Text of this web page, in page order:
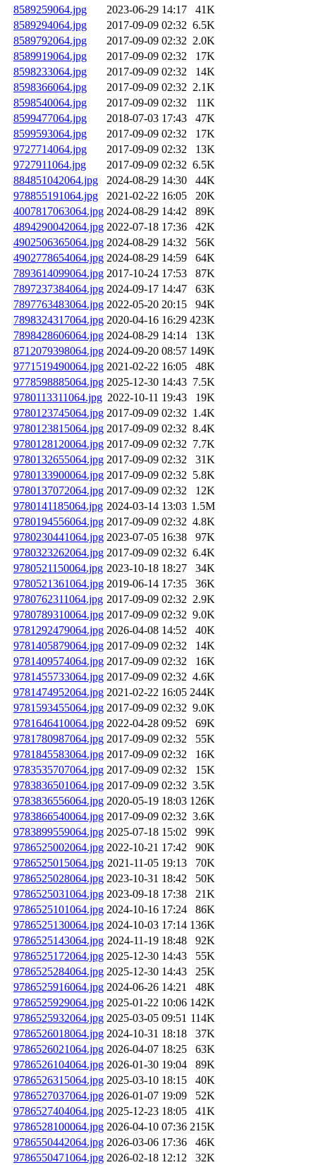
8589259064.jpg
2023-06-29 14:17
41K
8589294064.jpg
2017-09-09 02:32 6.5K
8589792064.jpg
2017-09-09 02:32 2.0K
8589919064.jpg
2017-09-09 02:32
17K
8598233064.jpg
2017-09-09 02:32
14K
8598366064.jpg
2017-09-09 02:32 2.1K
8598540064.jpg
2017-09-09 02:32
11K
8599477064.jpg
2018-07-03 17:43
47K
8599593064.jpg
2017-09-09 02:32
17K
9727714064.jpg
2017-09-09 02:32
13K
9727911064.jpg
2017-09-09 02:32 6.5K
884851042064.jpg
2024-08-29 14:30
44K
978855191064.jpg
2021-02-22 16:05
20K
4007817063064.jpg 2024-08-29 14:42
89K
4894290042064.jpg 2022-07-18 17:36
42K
4902506365064.jpg 2024-08-29 14:32
56K
4902778654064.jpg 2024-08-29 14:59
64K
7893614099064.jpg 2017-10-24 17:53
87K
7897237384064.jpg 2024-09-17 14:47
63K
7897763483064.jpg 2022-05-20 20:15
94K
7898324317064.jpg 2020-04-16 16:29 423K
7898428606064.jpg 2024-08-29 14:14
13K
8712079398064.jpg 2024-09-20 08:57 149K
9771519490064.jpg 2021-02-22 16:05
48K
9778598885064.jpg 2025-12-30 14:43 7.5K
9780113311064.jpg 2022-10-11 19:43
19K
9780123745064.jpg 2017-09-09 02:32 1.4K
9780123815064.jpg 2017-09-09 02:32 8.4K
9780128120064.jpg 2017-09-09 02:32 7.7K
9780132655064.jpg 2017-09-09 02:32
31K
9780133900064.jpg 2017-09-09 02:32 5.8K
9780137072064.jpg 2017-09-09 02:32
12K
9780141185064.jpg 2024-03-14 13:03 1.5M
9780194556064.jpg 2017-09-09 02:32 4.8K
9780230441064.jpg 2023-07-05 16:38
97K
9780323262064.jpg 2017-09-09 02:32 6.4K
9780521150064.jpg 2023-10-18 18:27
34K
9780521361064.jpg 2019-06-14 17:35
36K
9780762311064.jpg 2017-09-09 02:32 2.9K
9780789310064.jpg 2017-09-09 02:32 9.0K
9781292479064.jpg 2026-04-08 14:52
40K
9781405879064.jpg 2017-09-09 02:32
14K
9781409574064.jpg 2017-09-09 02:32
16K
9781455733064.jpg 2017-09-09 02:32 4.6K
9781474952064.jpg 2021-02-22 16:05 244K
9781593455064.jpg 2017-09-09 02:32 9.0K
9781646410064.jpg 2022-04-28 09:52
69K
9781780987064.jpg 2017-09-09 02:32
55K
9781845583064.jpg 2017-09-09 02:32
16K
9783535707064.jpg 2017-09-09 02:32
15K
9783836501064.jpg 2017-09-09 02:32 3.5K
9783836556064.jpg 2020-05-19 18:03 126K
9783866540064.jpg 2017-09-09 02:32 3.6K
9783899559064.jpg 2025-07-18 15:02
99K
9786525002064.jpg 2022-10-21 17:42
90K
9786525015064.jpg 2021-11-05 19:13
70K
9786525028064.jpg 2023-10-31 18:42
50K
9786525031064.jpg 2023-09-18 17:38
21K
9786525101064.jpg 2024-10-16 17:24
86K
9786525130064.jpg 2024-10-03 17:14 136K
9786525143064.jpg 2024-11-19 18:48
92K
9786525172064.jpg 2025-12-30 14:43
55K
9786525284064.jpg 2025-12-30 14:43
25K
9786525916064.jpg 2024-06-26 14:21
48K
9786525929064.jpg 2025-01-22 10:06 142K
9786525932064.jpg 2025-03-05 09:51 114K
9786526018064.jpg 2024-10-31 18:18
37K
9786526021064.jpg 2026-04-07 18:25
63K
9786526104064.jpg 2026-01-30 19:04
89K
9786526315064.jpg 2025-03-10 18:15
40K
9786527037064.jpg 2026-01-07 19:09
52K
9786527404064.jpg 2025-12-23 18:05
41K
9786528100064.jpg 2026-04-10 07:36 215K
9786550442064.jpg 2026-03-06 17:36
46K
9786550471064.jpg 2026-02-18 12:12
32K